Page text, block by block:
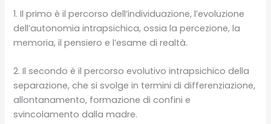
1. Il primo è il percorso dell’individuazione, l’evoluzione
dell’autonomia intrapsichica, ossia la percezione, la
memoria, il pensiero e l’esame di realtà.
2. Il secondo è il percorso evolutivo intrapsichico della
separazione, che si svolge in termini di differenziazione,
allontanamento, formazione di confini e
svincolamento dalla madre.